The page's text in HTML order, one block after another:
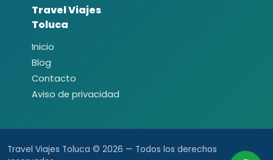
Travel Viajes
Toluca
Inicio
Blog
Contacto
Aviso de privacidad
Travel Viajes Toluca © 2026 — Todos los derechos